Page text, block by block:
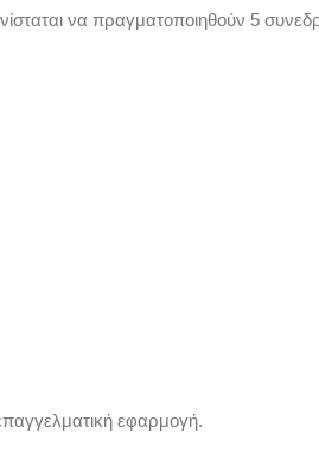
να πραγματοποιηθούν 5
εφαρμογή.